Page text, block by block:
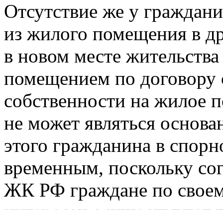
Отсутствие же у
из жилого помещения в
в новом месте
помещением по договору
собственности на жилое
не может являться
этого гражданина в
временным, поскольку
ЖК РФ граждане по